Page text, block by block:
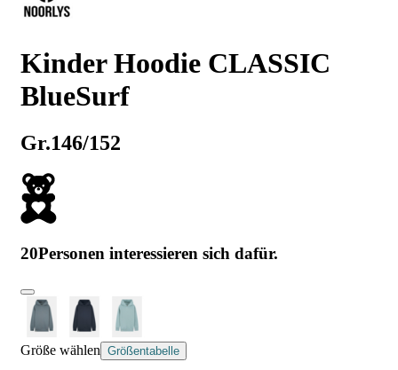
Kinder Hoodie CLASSIC
BlueSurf
Gr.146/152
20Personen interessieren sich dafür.
Größe wählen Größentabelle